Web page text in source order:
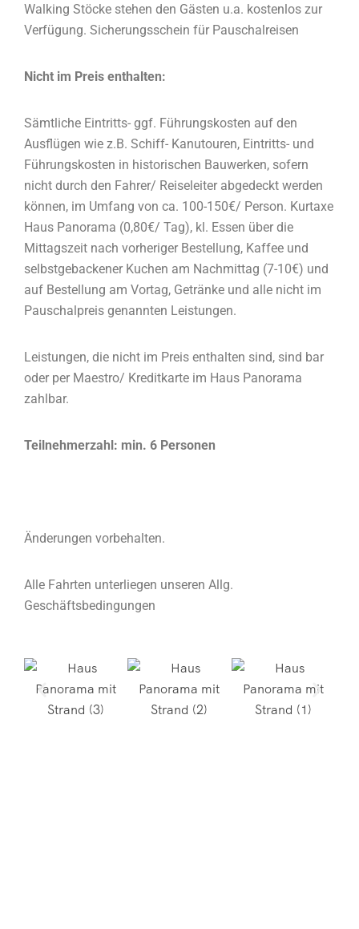
Walking Stöcke stehen den Gästen u.a. kostenlos zur
Verfügung. Sicherungsschein für Pauschalreisen
Nicht im Preis enthalten:
Sämtliche Eintritts- ggf. Führungskosten auf den
Ausflügen wie z.B. Schiff- Kanutouren, Eintritts- und
Führungskosten in historischen Bauwerken, sofern
nicht durch den Fahrer/ Reiseleiter abgedeckt werden
können, im Umfang von ca. 100-150€/ Person. Kurtaxe
Haus Panorama (0,80€/ Tag), kl. Essen über die
Mittagszeit nach vorheriger Bestellung, Kaffee und
selbstgebackener Kuchen am Nachmittag (7-10€) und
auf Bestellung am Vortag, Getränke und alle nicht im
Pauschalpreis genannten Leistungen.
Leistungen, die nicht im Preis enthalten sind, sind bar
oder per Maestro/ Kreditkarte im Haus Panorama
zahlbar.
Teilnehmerzahl: min. 6 Personen
Änderungen vorbehalten.
Alle Fahrten unterliegen unseren Allg.
Geschäftsbedingungen